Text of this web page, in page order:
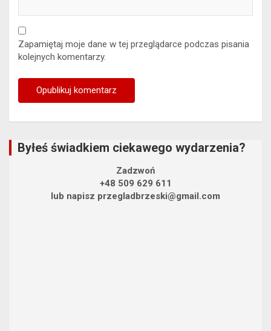
Zapamiętaj moje dane w tej przeglądarce podczas pisania
kolejnych komentarzy.
Byłeś świadkiem ciekawego wydarzenia?
Zadzwoń
+48 509 629 611
lub napisz przegladbrzeski@gmail.com